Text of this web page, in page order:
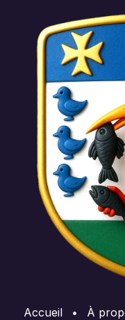
Accueil • À